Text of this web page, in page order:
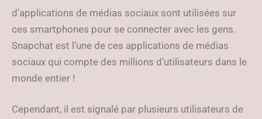
d’applications de médias sociaux sont utilisées sur
ces smartphones pour se connecter avec les gens.
Snapchat est l’une de ces applications de médias
sociaux qui compte des millions d’utilisateurs dans le
monde entier !
Cependant, il est signalé par plusieurs utilisateurs de